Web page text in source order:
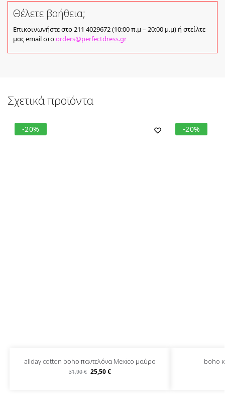
Θέλετε βοήθεια;
Επικοινωνήστε στο 211 4029672 (10:00 π.μ – 20:00 μ.μ) ή στείλτε
μας email στοorders@perfectdress.gr
Σχετικά προϊόντα
-20%
allday cotton boho παντελόνα Mexico μαύρο
31,90€ 25,50€
-20%
boho